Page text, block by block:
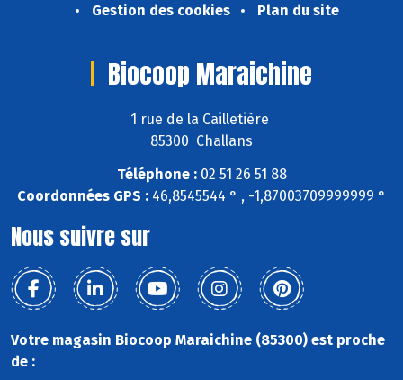
Gestion des cookies
Plan du site
Biocoop Maraichine
1 rue de la Cailletière
85300 Challans
Téléphone :02 51 26 51 88
Coordonnées GPS : 46,8545544 ° , -1,87003709999999 °
Nous suivre sur
Votre magasin Biocoop Maraichine (85300) est proche
de :